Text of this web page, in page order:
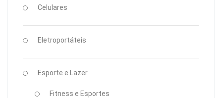
Celulares
Eletroportáteis
Esporte e Lazer
Fitness e Esportes